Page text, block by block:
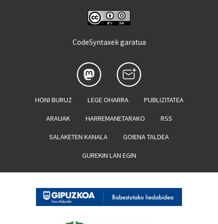
CodeSyntaxek garatua
HONI BURUZ LEGE OHARRA PUBLIZITATEA
ARAUAK HARREMANETARAKO RSS
SALAKETEN KANALA GOIENA TALDEA
GUREKIN LAN EGIN